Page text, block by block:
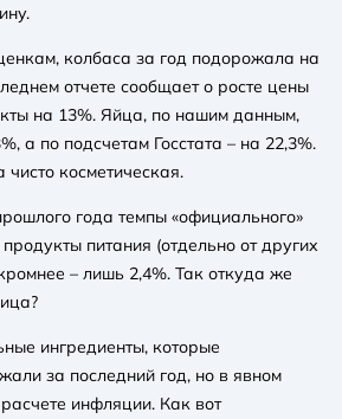
колбаса за год подорожала на
отчете сообщает о росте цены
на 13%. Яйца, по нашим данным,
а по подсчетам Госстата – на 22,3%.
косметическая.
года темпы «официального»
питания (отдельно от других
– лишь 2,4%. Так откуда же
ингредиенты, которые
за последний год, но в явном
инфляции. Как вот